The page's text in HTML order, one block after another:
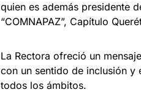
quien es además presidente
“COMNAPAZ”, Capítulo
La Rectora ofreció un
con un sentido de inclusión y
todos los ámbitos.